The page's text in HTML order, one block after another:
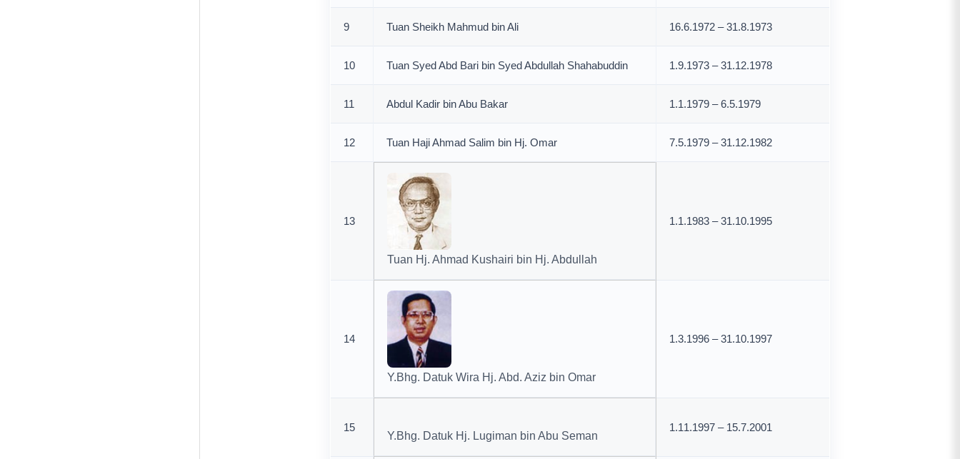
9 Tuan Sheikh Mahmud bin Ali 16.6.1972 – 31.8.1973
10 Tuan Syed Abd Bari bin Syed Abdullah Shahabuddin 1.9.1973 – 31.12.1978
11 Abdul Kadir bin Abu Bakar 1.1.1979 – 6.5.1979
12 Tuan Haji Ahmad Salim bin Hj. Omar 7.5.1979 – 31.12.1982
13
Tuan Hj. Ahmad Kushairi bin Hj. Abdullah
1.1.1983 – 31.10.1995
14
Y.Bhg. Datuk Wira Hj. Abd. Aziz bin Omar
1.3.1996 – 31.10.1997
15
Y.Bhg. Datuk Hj. Lugiman bin Abu Seman
1.11.1997 – 15.7.2001